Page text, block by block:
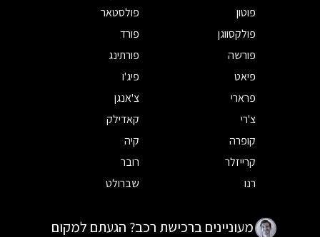
פוטון
פולסטאר
פולקסווגן
פורד
פורשה
פורתינג
פיאט
פיג'ו
פרארי
צ'אנגן
צ'רי
קאדילק
קופרה
קיה
קרייזלר
רובר
רנו
שברולט
מעוניינים ברכישת רכב? הגעתם למקום